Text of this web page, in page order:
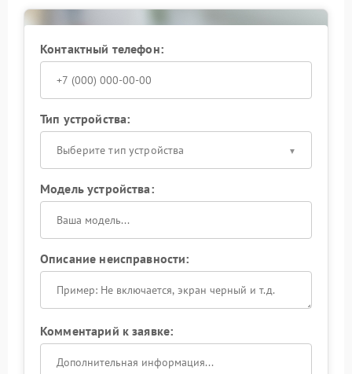
После завершения ремонта ноут Infinix проходит
итоговое тестирование. Клиент получает
рекомендации по безопасной эксплуатации
разъема и выбору кабелей. Такой подход позволяет
стабильную передачу сигнала через HDMI.
Контактный телефон:
Тип устройства:
Выберите тип устройства
Модель устройства:
Описание неисправности:
Комментарий к заявке: